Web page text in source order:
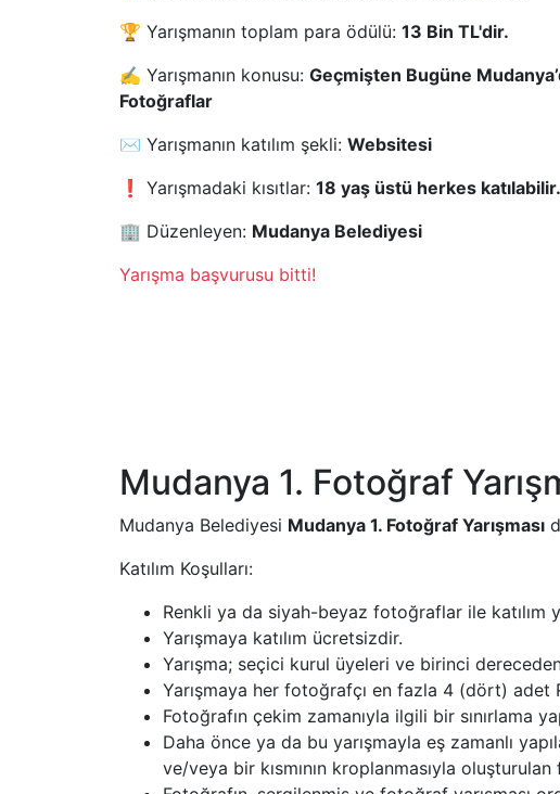
🏆 Yarışmanın toplam para ödülü: 13 Bin TL'dir.
✍️ Yarışmanın konusu: Geçmişten Bugüne
Fotoğraflar
✉️ Yarışmanın katılım şekli: Websitesi
❗ Yarışmadaki kısıtlar: 18 yaş üstü herkes katılabilir.
🏢 Düzenleyen: Mudanya Belediyesi
Yarışma başvurusu bitti!
Mudanya 1. Fotoğraf
Mudanya Belediyesi Mudanya 1. Fotoğraf Yarışması
Katılım Koşulları:
Renkli ya da siyah-beyaz fotoğraflar ile katılım
Yarışmaya katılım ücretsizdir.
Yarışma; seçici kurul üyeleri ve birinci
Yarışmaya her fotoğrafçı en fazla 4 (dört) adet
Fotoğrafın çekim zamanıyla ilgili bir sınırlama
Daha önce ya da bu yarışmayla eş zamanlı
ve/veya bir kısmının kroplanmasıyla